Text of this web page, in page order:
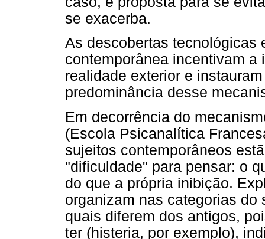
se exacerba.
As descobertas tecnológicas
contemporânea incentivam a
realidade exterior e
predominância desse
Em decorrência do
(Escola Psicanalítica
sujeitos contemporâneos
"dificuldade" para pensar: o
do que a própria inibição.
organizam nas categorias do
quais diferem dos antigos,
ter (histeria, por exemplo),